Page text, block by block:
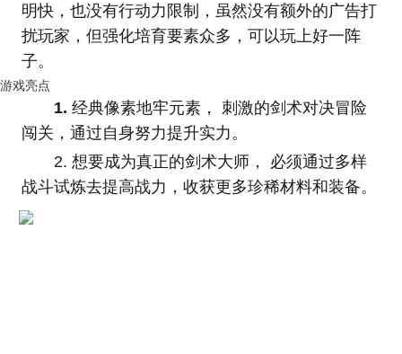
明快，也没有行动力限制，虽然没有额外的广告打
扰玩家，但强化培育要素众多，可以玩上好一阵
子。
游戏亮点
1. 经典像素地牢元素， 刺激的剑术对决冒险
闯关，通过自身努力提升实力。
2. 想要成为真正的剑术大师， 必须通过多样
战斗试炼去提高战力，收获更多珍稀材料和装备。